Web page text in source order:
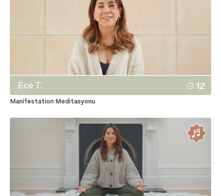
Manifestation Meditasyonu